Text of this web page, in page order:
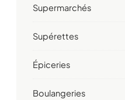
Supermarchés
Supérettes
Épiceries
Boulangeries